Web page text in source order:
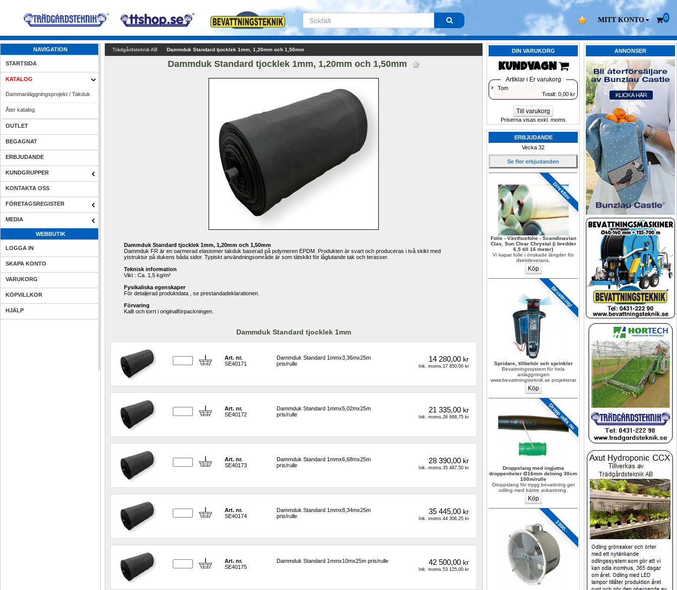
MITT KONTO 0
NAVIGATION
STARTSIDA
KATALOG
Dammanläggningsprojekt / Takduk
Åter katalog
OUTLET
BEGAGNAT
ERBJUDANDE
KUNDGRUPPER
KONTAKTA OSS
FÖRETAGSREGISTER
MEDIA
WEBBUTIK
LOGGA IN
SKAPA KONTO
VARUKORG
KÖPVILLKOR
HJÄLP
ANNONSER
DIN VARUKORG
KUNDVAGN
Artiklar i Er varukorg
Tom
Totalt: 0,00 kr
Till varukorg
Priserna visas exkl. moms
ERBJUDANDE
Vecka 32
Se fler erbjudanden
Direktlev
Folie - Växthusfolie - Scandinavian
Clas, Sun Clear Chrystal (i bredder
6,5 till 16 meter)
Vi kapar folie i önskade längder för
direktleverans.
Bevattning!
Spridare, tillbehör och sprinkler
Bevattningssystem för hela
anläggningen
www.bevattningsteknik.se projekterar
Dropp odla nu
Droppslang med ingjutna
droppenheter Ø16mm delning 30cm
100m/rulle
Droppslang för trygg bevattning ger
odling med bättre avkastning.
3990.-
Trädgårdsteknik AB Dammduk Standard tjocklek 1mm, 1,20mm och 1,50mm
Dammduk Standard tjocklek 1mm, 1,20mm och 1,50mm
Dammduk Standard tjocklek 1mm, 1,20mm och 1,50mm
Dammduk FR är en oarmerad elastomer takduk baserad på polymeren EPDM. Produkten är svart och produceras i två skikt med
ytstruktur på dukens båda sidor. Typiskt användningsområde är som tätskikt för låglutande tak och terasser.
Teknisk information
Vikt : Ca. 1,5 kg/m²
Fysikaliska egenskaper
För detaljerad produktdata , se prestandadeklarationen.
Förvaring
Kallt och torrt i originalförpackningen.
Dammduk Standard tjocklek 1mm
Art. nr.
SE40171
Dammduk Standard 1mmx3,36mx25m
pris/rulle
14 280,00kr
Ink. moms.17 850,00 kr
Art. nr.
SE40172
Dammduk Standard 1mmx5,02mx25m
pris/rulle
21 335,00kr
Ink. moms.26 668,75 kr
Art. nr.
SE40173
Dammduk Standard 1mmx6,68mx25m
pris/rulle
28 390,00kr
Ink. moms.35 487,50 kr
Art. nr.
SE40174
Dammduk Standard 1mmx8,34mx25m
pris/rulle
35 445,00kr
Ink. moms.44 306,25 kr
Art. nr.
SE40175
Dammduk Standard 1mmx10mx25m pris/rulle 42 500,00kr
Ink. moms.53 125,00 kr